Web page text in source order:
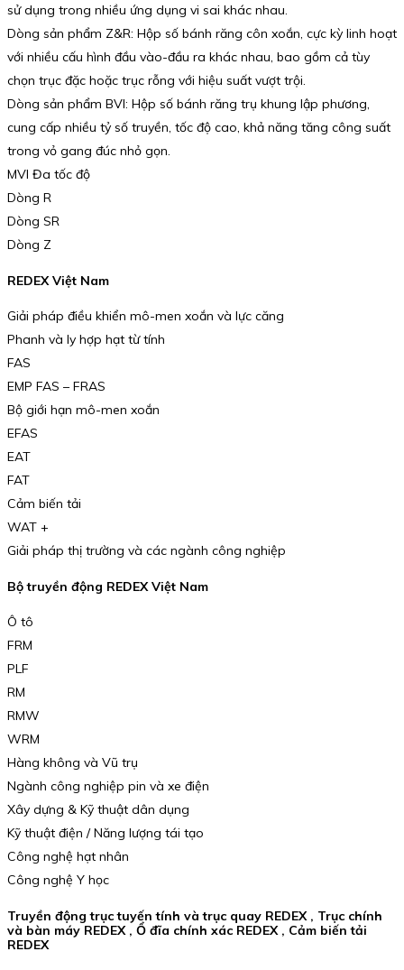
sử dụng trong nhiều ứng dụng vi sai khác nhau.
Dòng sản phẩm Z&R: Hộp số bánh răng côn xoắn, cực kỳ linh hoạt
với nhiều cấu hình đầu vào-đầu ra khác nhau, bao gồm cả tùy
chọn trục đặc hoặc trục rỗng với hiệu suất vượt trội.
Dòng sản phẩm BVI: Hộp số bánh răng trụ khung lập phương,
cung cấp nhiều tỷ số truyền, tốc độ cao, khả năng tăng công suất
trong vỏ gang đúc nhỏ gọn.
MVI Đa tốc độ
Dòng R
Dòng SR
Dòng Z
REDEX Việt Nam
Giải pháp điều khiển mô-men xoắn và lực căng
Phanh và ly hợp hạt từ tính
FAS
EMP FAS – FRAS
Bộ giới hạn mô-men xoắn
EFAS
EAT
FAT
Cảm biến tải
WAT +
Giải pháp thị trường và các ngành công nghiệp
Bộ truyền động REDEX Việt Nam
Ô tô
FRM
PLF
RM
RMW
WRM
Hàng không và Vũ trụ
Ngành công nghiệp pin và xe điện
Xây dựng & Kỹ thuật dân dụng
Kỹ thuật điện / Năng lượng tái tạo
Công nghệ hạt nhân
Công nghệ Y học
Truyền động trục tuyến tính và trục quay REDEX , Trục chính
và bàn máy REDEX , Ổ đĩa chính xác REDEX , Cảm biến tải
REDEX